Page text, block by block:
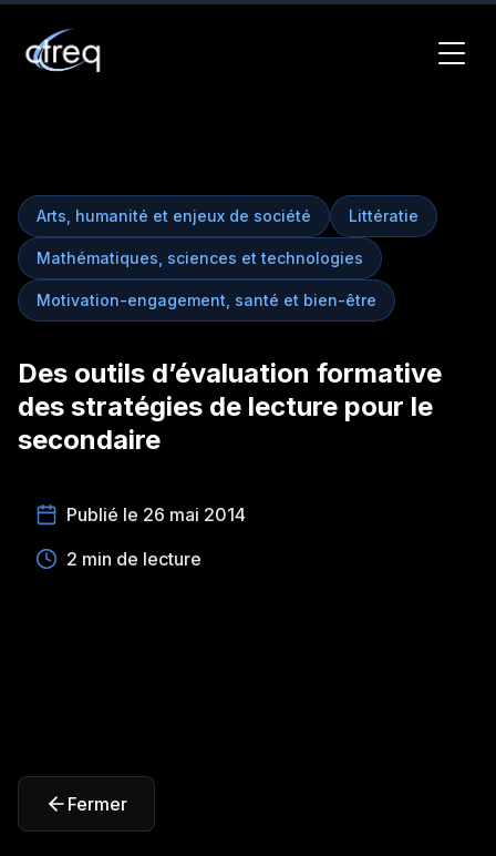
Arts, humanité et enjeux de société Littératie
Mathématiques, sciences et technologies
Motivation-engagement, santé et bien-être
Des outils d’évaluation formative
des stratégies de lecture pour le
secondaire
Publié le 26 mai 2014
2 min de lecture
Fermer